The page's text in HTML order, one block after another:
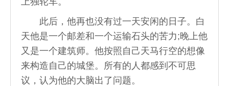
此后，他再也没有过一天安闲的日子。白
天他是一个邮差和一个运输石头的苦力;晚上他
又是一个建筑师。他按照自己天马行空的想像
来构造自己的城堡。所有的人都感到不可思
议，认为他的大脑出了问题。